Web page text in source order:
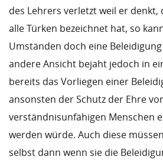
des Lehrers verletzt weil er denkt,
alle Türken bezeichnet hat, so
Umständen doch eine
andere Ansicht bejaht jedoch in
bereits das Vorliegen einer
ansonsten der Schutz der Ehre
verständnisunfähigen Menschen
werden würde. Auch diese
selbst dann wenn sie die